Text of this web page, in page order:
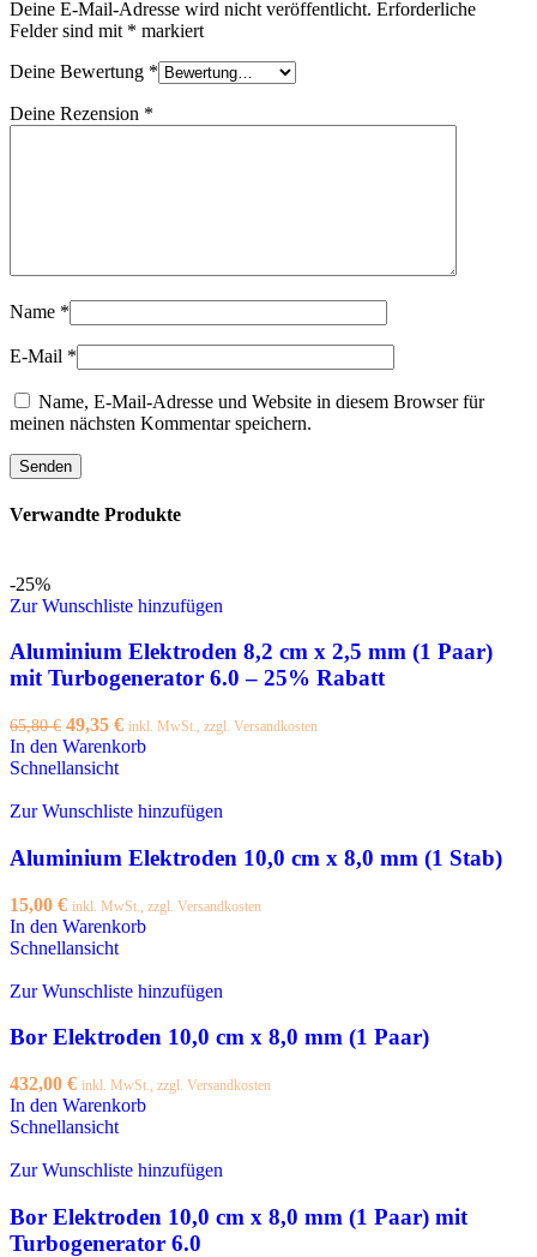
Deine E-Mail-Adresse wird nicht veröffentlicht. Erforderliche
Felder sind mit * markiert
Deine Bewertung *
Deine Rezension *
Name *
E-Mail *
Name, E-Mail-Adresse und Website in diesem Browser für
meinen nächsten Kommentar speichern.
Verwandte Produkte
-25%
Zur Wunschliste hinzufügen
Aluminium Elektroden 8,2 cm x 2,5 mm (1 Paar)
mit Turbogenerator 6.0 – 25% Rabatt
65,80€ Ursprünglicher
Preis
war:
49,35 €Aktueller
Preis
inkl. MwSt., zzgl. Versandkosten
In den Warenkorb
Schnellansicht
Zur Wunschliste hinzufügen
Aluminium Elektroden 10,0 cm x 8,0 mm (1 Stab)
15,00 € inkl. MwSt., zzgl. Versandkosten
In den Warenkorb
Schnellansicht
Zur Wunschliste hinzufügen
Bor Elektroden 10,0 cm x 8,0 mm (1 Paar)
432,00 € inkl. MwSt., zzgl. Versandkosten
In den Warenkorb
Schnellansicht
Zur Wunschliste hinzufügen
Bor Elektroden 10,0 cm x 8,0 mm (1 Paar) mit
Turbogenerator 6.0